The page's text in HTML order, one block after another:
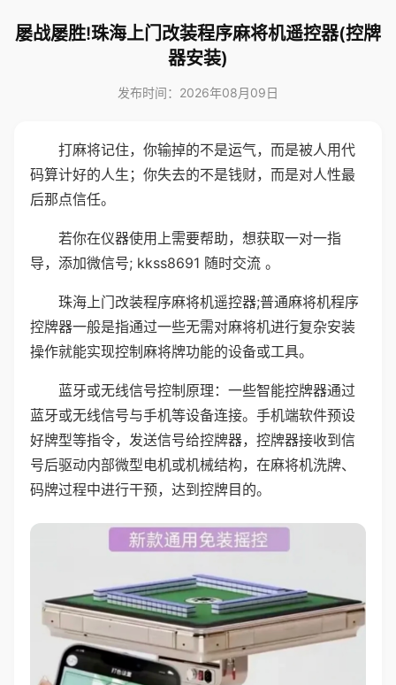
屡战屡胜!珠海上门改装程序麻将机遥控器(控牌
器安装)
发布时间：2026年08月09日
打麻将记住，你输掉的不是运气，而是被人用代
码算计好的人生；你失去的不是钱财，而是对人性最
后那点信任。
若你在仪器使用上需要帮助，想获取一对一指
导，添加微信号; kkss8691 随时交流 。
珠海上门改装程序麻将机遥控器;普通麻将机程序
控牌器一般是指通过一些无需对麻将机进行复杂安装
操作就能实现控制麻将牌功能的设备或工具。
蓝牙或无线信号控制原理：一些智能控牌器通过
蓝牙或无线信号与手机等设备连接。手机端软件预设
好牌型等指令，发送信号给控牌器，控牌器接收到信
号后驱动内部微型电机或机械结构，在麻将机洗牌、
码牌过程中进行干预，达到控牌目的。